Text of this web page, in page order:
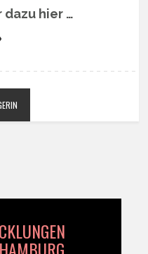
dazu hier …